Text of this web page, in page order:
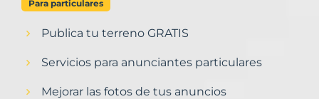
Para particulares
Publica tu terreno GRATIS
Servicios para anunciantes particulares
Mejorar las fotos de tus anuncios